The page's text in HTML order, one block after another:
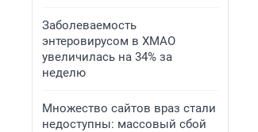
Заболеваемость
энтеровирусом в ХМАО
увеличилась на 34% за
неделю
Множество сайтов враз стали
недоступны: массовый сбой